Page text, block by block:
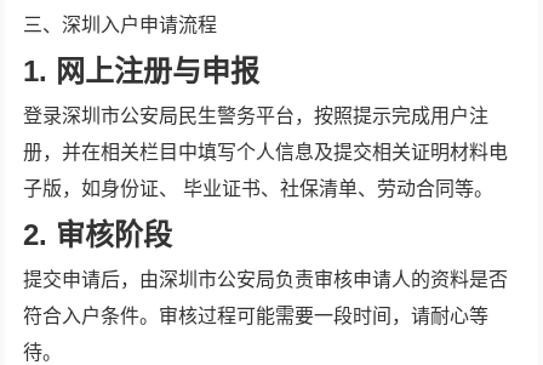
三、深圳入户申请流程
1. 网上注册与申报
登录深圳市公安局民生警务平台，按照提示完成用户注
册，并在相关栏目中填写个人信息及提交相关证明材料电
子版，如身份证、 毕业证书、社保清单、劳动合同等。
2. 审核阶段
提交申请后，由深圳市公安局负责审核申请人的资料是否
符合入户条件。审核过程可能需要一段时间，请耐心等
待。